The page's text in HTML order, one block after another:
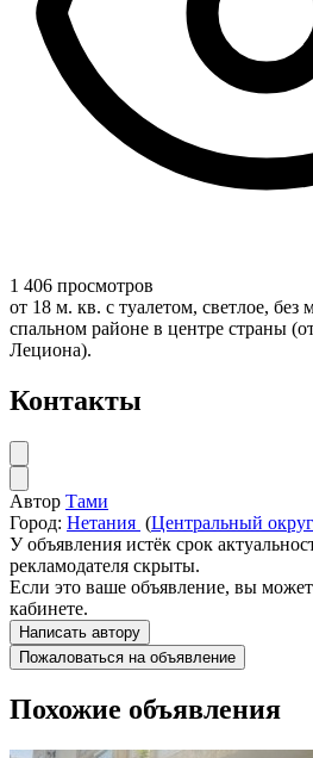
1 406 просмотров
от 18 м. кв. с туалетом, светлое, без
спальном районе в центре страны
Лециона).
Контакты
Автор Тами
Город: Нетания (Центральный округ
У объявления истёк срок
рекламодателя скрыты.
Если это ваше объявление, вы
кабинете.
Написать автору
Пожаловаться на объявление
Похожие объявления